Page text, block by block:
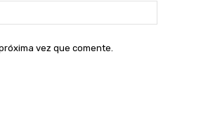
web:
vez que comente.